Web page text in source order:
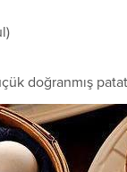
doğranmış